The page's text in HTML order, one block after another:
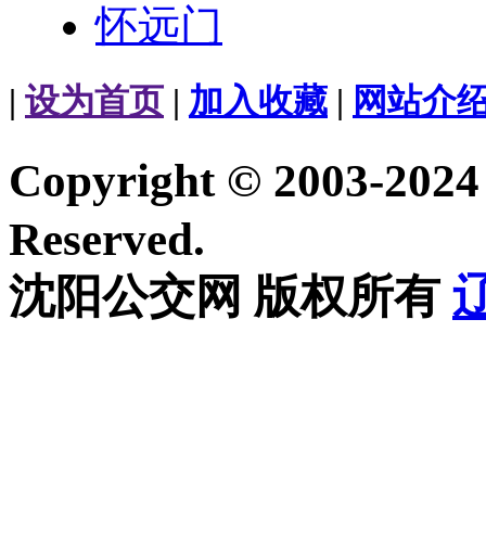
怀远门
| 设为首页 | 加入收藏 | 网站介
Copyright © 2003-
Reserved.
沈阳公交网 版权所有